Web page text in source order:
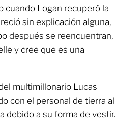
cuando Logan recuperó la
sin explicación alguna,
después se reencuentran,
y cree que es una
multimillonario Lucas
con el personal de tierra al
debido a su forma de vestir.